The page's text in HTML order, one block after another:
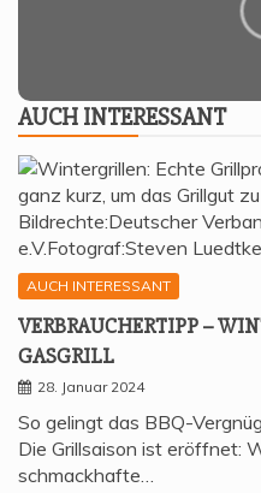
AUCH INTER­ES­SANT
AUCH INTERESSANT
VER­BRAU­CHER­TIPP –
GASGRILL
28. Januar 2024
So gelingt das BBQ-
Die Grillsaison ist eröffnet:
schmackhafte…